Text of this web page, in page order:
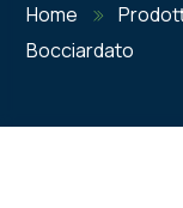
Home
Bocciardato